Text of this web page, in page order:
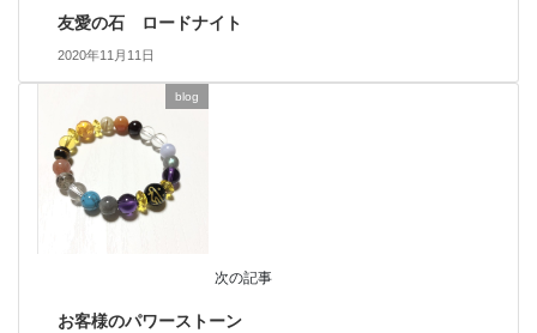
友愛の石 ロードナイト
2020年11月11日
blog
次の記事
お客様のパワーストーン